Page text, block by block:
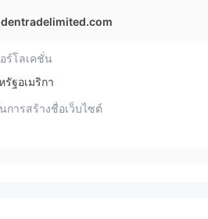
ร์โลเคชั่น
รัฐอเมริกา
การสร้างชื่อเว็บไซต์